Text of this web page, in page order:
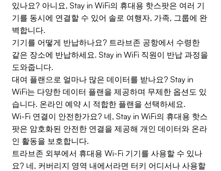
있나요? 아니요, Stay in WiFi의 휴대용 핫스팟은 여러 기
기를 동시에 연결할 수 있어 솔로 여행자, 가족, 그룹에 완
벽합니다.
기기를 어떻게 반납하나요? 트라브존 공항에서 수령한
같은 장소에 반납하세요. Stay in WiFi 직원이 반납 과정을
도와줍니다.
대여 플랜으로 얼마나 많은 데이터를 받나요? Stay in
WiFi는 다양한 데이터 플랜을 제공하며 무제한 옵션도 있
습니다. 온라인 예약 시 적합한 플랜을 선택하세요.
Wi-Fi 연결이 안전한가요? 네, Stay in WiFi의 휴대용 핫스
팟은 암호화된 안전한 연결을 제공해 개인 데이터와 온라
인 활동을 보호합니다.
트라브존 외부에서 휴대용 Wi-Fi 기기를 사용할 수 있나
요? 네, 커버리지 영역 내에서라면 터키 어디서나 사용할